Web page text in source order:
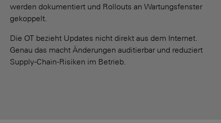
werden dokumentiert und Rollouts an Wartungsfenster
gekoppelt.
Die OT bezieht Updates nicht direkt aus dem Internet.
Genau das macht Änderungen auditierbar und reduziert
Supply-Chain-Risiken im Betrieb.